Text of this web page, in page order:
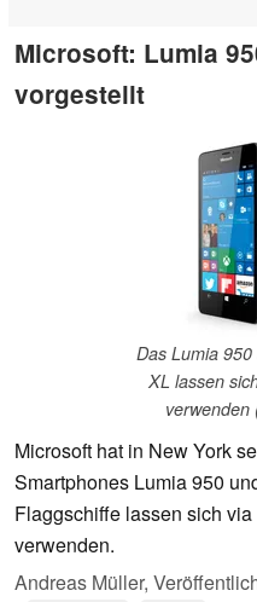
Microsoft: Lumia
vorgestellt
Das Lumia
XL lassen
verwenden
Microsoft hat in New York
Smartphones Lumia 950
Flaggschiffe lassen sich
verwenden.
Andreas Müller,